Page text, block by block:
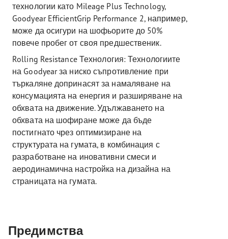
технологии като Mileage Plus Technology,
Goodyear EfficientGrip Performance 2, например,
може да осигури на шофьорите до 50%
повече пробег от своя предшественик.
Rolling Resistance Технология: Технологиите
на Goodyear за ниско съпротивление при
търкаляне допринасят за намаляване на
консумацията на енергия и разширяване на
обхвата на движение. Удължаването на
обхвата на шофиране може да бъде
постигнато чрез оптимизиране на
структурата на гумата, в комбинация с
разработване на иновативни смеси и
аеродинамична настройка на дизайна на
страницата на гумата.
Предимства